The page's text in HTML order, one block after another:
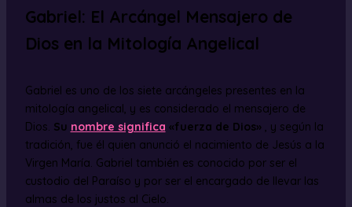
Gabriel: El Arcángel Mensajero de
Dios en la Mitología Angelical
Gabriel es uno de los siete arcángeles presentes en la
mitología angelical, y es considerado el mensajero de
Dios. Su nombre significa «fuerza de Dios»
, y según la
tradición, fue él quien anunció el nacimiento de Jesús a la
Virgen María. Gabriel también es conocido por ser el
custodio del Paraíso y por ser el encargado de llevar las
almas de los justos al Cielo.